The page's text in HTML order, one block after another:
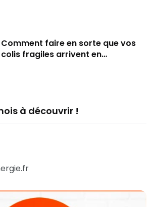
Comment faire en sorte que vos
colis fragiles arrivent en…
à découvrir !